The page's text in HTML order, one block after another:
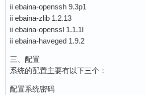
ii ebaina-openssh 9.3p1
ii ebaina-zlib 1.2.13
ii ebaina-openssl 1.1.1l
ii ebaina-haveged 1.9.2
三、配置
系统的配置主要有以下三个：
配置系统密码